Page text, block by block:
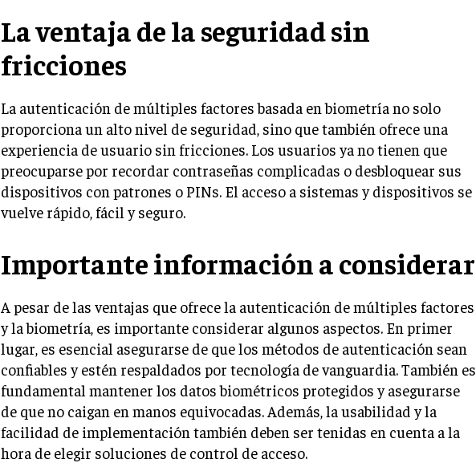
La ventaja de la seguridad sin
fricciones
La autenticación de múltiples factores basada en biometría no solo
proporciona un alto nivel de seguridad, sino que también ofrece una
experiencia de usuario sin fricciones. Los usuarios ya no tienen que
preocuparse por recordar contraseñas complicadas o desbloquear sus
dispositivos con patrones o PINs. El acceso a sistemas y dispositivos se
vuelve rápido, fácil y seguro.
Importante información a considerar
A pesar de las ventajas que ofrece la autenticación de múltiples factores
y la biometría, es importante considerar algunos aspectos. En primer
lugar, es esencial asegurarse de que los métodos de autenticación sean
confiables y estén respaldados por tecnología de vanguardia. También es
fundamental mantener los datos biométricos protegidos y asegurarse
de que no caigan en manos equivocadas. Además, la usabilidad y la
facilidad de implementación también deben ser tenidas en cuenta a la
hora de elegir soluciones de control de acceso.